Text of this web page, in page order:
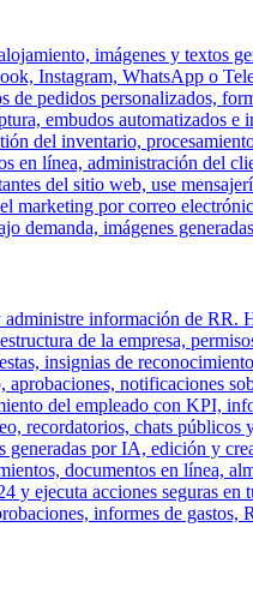
imágenes y textos
Instagram, WhatsApp o
de pedidos personalizados,
embudos automatizados
del inventario,
en línea, administración del
del sitio web, use
marketing por correo
demanda, imágenes
información de RR.
de la empresa,
insignias de
notificaciones
del empleado con KPI,
recordatorios, chats públicos
generadas por IA, edición y
documentos en línea,
y ejecuta acciones seguras en
informes de